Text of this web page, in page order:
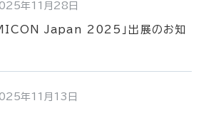
年11月28日
Japan 2025」出展のお知
年11月13日